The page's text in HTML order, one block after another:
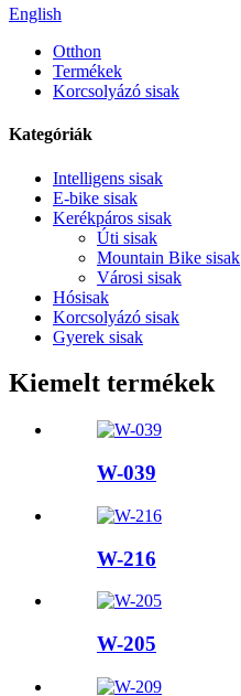
English
Otthon
Termékek
Korcsolyázó sisak
Kategóriák
Intelligens sisak
E-bike sisak
Kerékpáros sisak
Úti sisak
Mountain Bike sisak
Városi sisak
Hósisak
Korcsolyázó sisak
Gyerek sisak
Kiemelt termékek
W-039
W-216
W-205